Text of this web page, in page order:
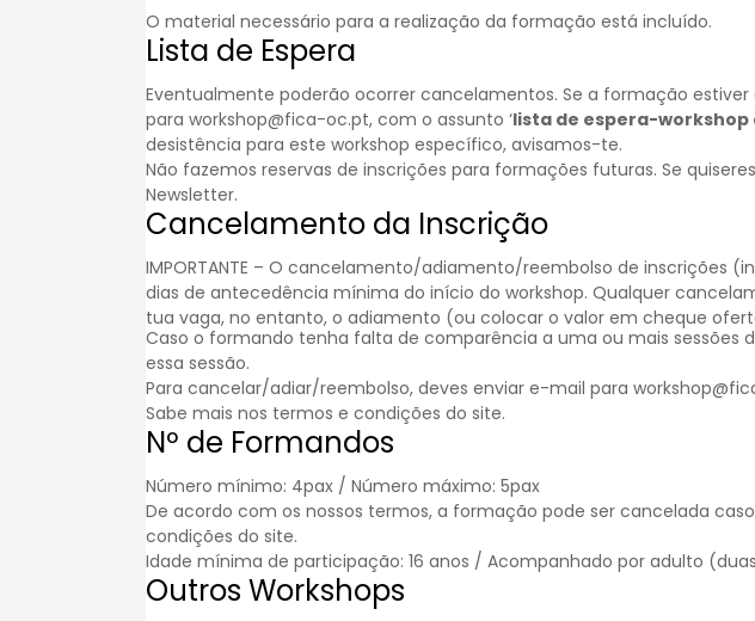
O material necessário para a realização da formação está incluído.
Lista de Espera
Eventualmente poderão ocorrer cancelamentos. Se a formação
para workshop@fica-oc.pt, com o assunto ‘lista de espera-
desistência para este workshop específico, avisamos-te.
Não fazemos reservas de inscrições para formações futuras. Se
Newsletter.
Cancelamento da Inscrição
IMPORTANTE – O cancelamento/adiamento/reembolso de inscrições
dias de antecedência mínima do início do workshop. Qualquer
tua vaga, no entanto, o adiamento (ou colocar o valor em cheque
Caso o formando tenha falta de comparência a uma ou mais sessões
essa sessão.
Para cancelar/adiar/reembolso, deves enviar e-mail para
Sabe mais nos termos e condições do site.
Nº de Formandos
Número mínimo: 4pax / Número máximo: 5pax
De acordo com os nossos termos, a formação pode ser cancelada
condições do site.
Idade mínima de participação: 16 anos / Acompanhado por adulto
Outros Workshops